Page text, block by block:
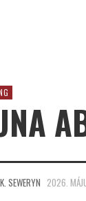
K. SEWERYN 2026.